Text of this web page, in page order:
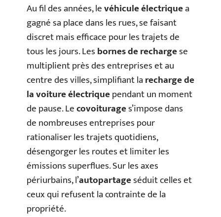
Au fil des années, levéhicule électriquea
gagné sa place dans les rues, se faisant
discret mais efficace pour les trajets de
tous les jours. Lesbornes de rechargese
multiplient près des entreprises et au
centre des villes, simplifiant larecharge de
la voiture électriquependant un moment
de pause. Lecovoiturages’impose dans
de nombreuses entreprises pour
rationaliser les trajets quotidiens,
désengorger les routes et limiter les
émissions superflues. Sur les axes
périurbains, l’autopartageséduit celles et
ceux qui refusent la contrainte de la
propriété.